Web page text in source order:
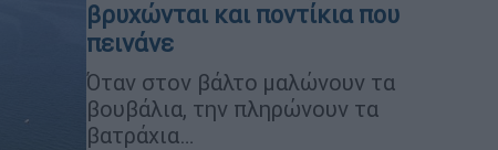
βρυχώνται και ποντίκια που
πεινάνε
Όταν στον βάλτο μαλώνουν τα
βουβάλια, την πληρώνουν τα
βατράχια…